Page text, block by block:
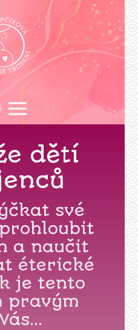
dětí
své
a naučit
éterické
je tento
pravým